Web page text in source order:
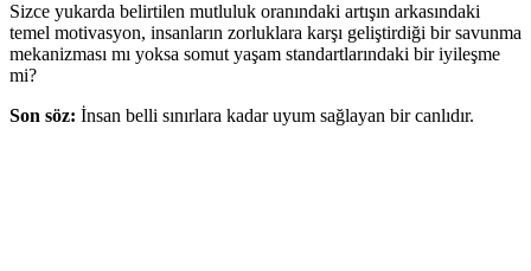
Sizce yukarda belirtilen mutluluk oranındaki artışın arkasındaki
temel motivasyon, insanların zorluklara karşı geliştirdiği bir savunma
mekanizması mı yoksa somut yaşam standartlarındaki bir iyileşme
mi?
Son söz: İnsan belli sınırlara kadar uyum sağlayan bir canlıdır.